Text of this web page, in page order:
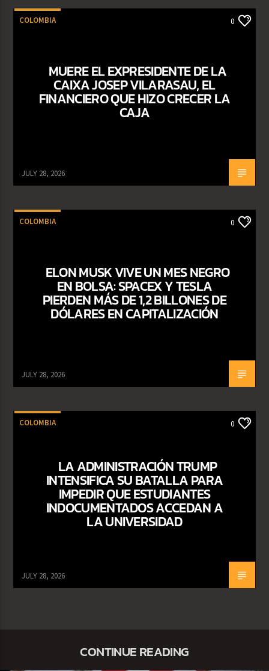
COLOMBIA 0
MUERE EL EXPRESIDENTE DE LA
CAIXA JOSEP VILARASAU, EL
FINANCIERO QUE HIZO CRECER LA
CAJA
JULY 28, 2026
COLOMBIA 0
ELON MUSK VIVE UN MES NEGRO
EN BOLSA: SPACEX Y TESLA
PIERDEN MÁS DE 1,2 BILLONES DE
DÓLARES EN CAPITALIZACIÓN
JULY 28, 2026
COLOMBIA 0
LA ADMINISTRACIÓN TRUMP
INTENSIFICA SU BATALLA PARA
IMPEDIR QUE ESTUDIANTES
INDOCUMENTADOS ACCEDAN A
LA UNIVERSIDAD
JULY 28, 2026
CONTINUE READING